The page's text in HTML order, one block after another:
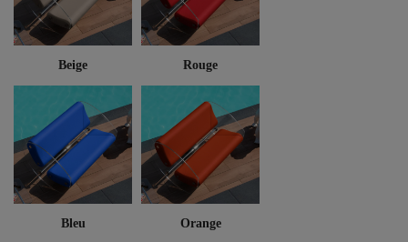
Beige Rouge
Bleu Orange